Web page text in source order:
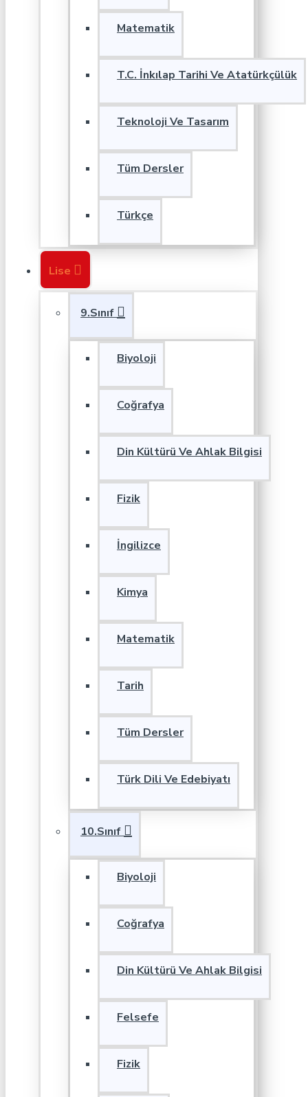
Matematik
T.C. İnkılap Tarihi Ve Atatürkçülük
Teknoloji Ve Tasarım
Tüm Dersler
Türkçe
Lise
9.Sınıf
Biyoloji
Coğrafya
Din Kültürü Ve Ahlak Bilgisi
Fizik
İngilizce
Kimya
Matematik
Tarih
Tüm Dersler
Türk Dili Ve Edebiyatı
10.Sınıf
Biyoloji
Coğrafya
Din Kültürü Ve Ahlak Bilgisi
Felsefe
Fizik